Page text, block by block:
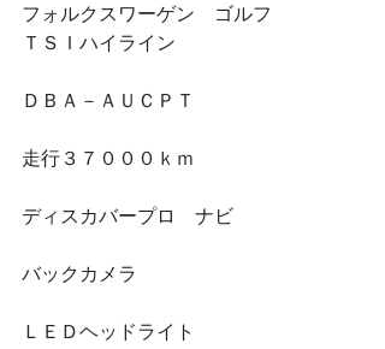
フォルクスワーゲン　ゴルフ
ＴＳＩハイライン
ＤＢＡ－ＡＵＣＰＴ
走行３７０００ｋｍ
ディスカバープロ　ナビ
バックカメラ
ＬＥＤヘッドライト